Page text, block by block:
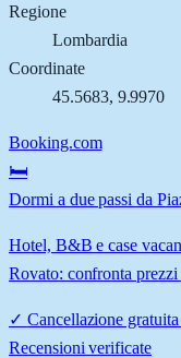
Regione
Lombardia
Coordinate
45.5683, 9.9970
Booking.com
🛏️
Dormi a due passi da
Hotel, B&B e case
Rovato: confronta
✓ Cancellazione gratuita
Recensioni verificate